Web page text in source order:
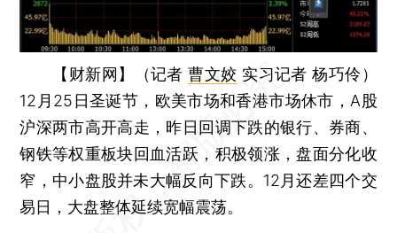
【财新网】（记者曹文姣 实习记者 杨巧伶）
12月25日圣诞节，欧美市场和香港市场休市，A股
沪深两市高开高走，昨日回调下跌的银行、券商、
钢铁等权重板块回血活跃，积极领涨，盘面分化收
窄，中小盘股并未大幅反向下跌。12月还差四个交
易日，大盘整体延续宽幅震荡。